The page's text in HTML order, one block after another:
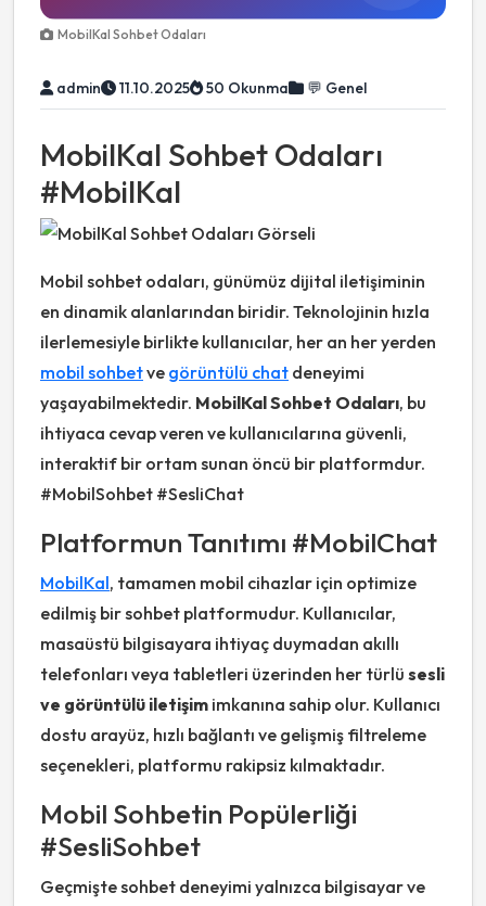
MobilKal Sohbet Odaları
admin 11.10.2025 50 Okunma 💬 Genel
MobilKal Sohbet Odaları
#MobilKal
Mobil sohbet odaları, günümüz dijital iletişiminin
en dinamik alanlarından biridir. Teknolojinin hızla
ilerlemesiyle birlikte kullanıcılar, her an her yerden
mobil sohbetve görüntülü chat deneyimi
yaşayabilmektedir. MobilKal Sohbet Odaları, bu
ihtiyaca cevap veren ve kullanıcılarına güvenli,
interaktif bir ortam sunan öncü bir platformdur.
#MobilSohbet #SesliChat
Platformun Tanıtımı #MobilChat
MobilKal, tamamen mobil cihazlar için optimize
edilmiş bir sohbet platformudur. Kullanıcılar,
masaüstü bilgisayara ihtiyaç duymadan akıllı
telefonları veya tabletleri üzerinden her türlü sesli
ve görüntülü iletişim imkanına sahip olur. Kullanıcı
dostu arayüz, hızlı bağlantı ve gelişmiş filtreleme
seçenekleri, platformu rakipsiz kılmaktadır.
Mobil Sohbetin Popülerliği
#SesliSohbet
Geçmişte sohbet deneyimi yalnızca bilgisayar ve